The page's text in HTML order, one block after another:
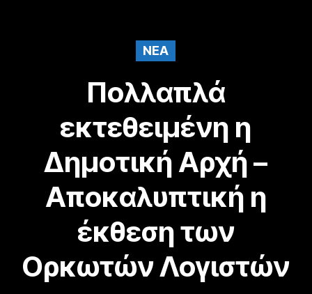
NEA
Πολλαπλά
εκτεθειμένη η
Δημοτική Αρχή –
Αποκαλυπτική η
έκθεση των
Ορκωτών Λογιστών